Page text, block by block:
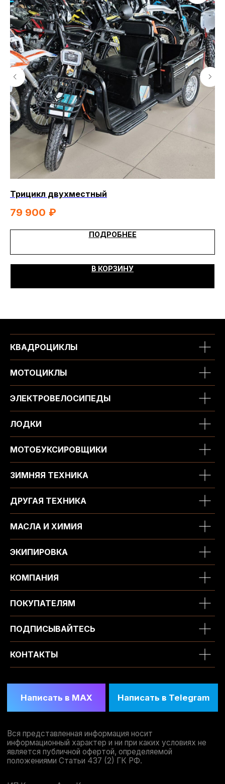
Трицикл двухместный
79 900 ₽
ПОДРОБНЕЕ
В КОРЗИНУ
КВАДРОЦИКЛЫ
МОТОЦИКЛЫ
ЭЛЕКТРОВЕЛОСИПЕДЫ
ЛОДКИ
МОТОБУКСИРОВЩИКИ
ЗИМНЯЯ ТЕХНИКА
ДРУГАЯ ТЕХНИКА
МАСЛА И ХИМИЯ
ЭКИПИРОВКА
КОМПАНИЯ
ПОКУПАТЕЛЯМ
ПОДПИСЫВАЙТЕСЬ
КОНТАКТЫ
ИП Каканова Анна Константиновна
ИНН 450164920881
ОГРНИП 325450000003279
2026, МотоТехника45 Создание сайта